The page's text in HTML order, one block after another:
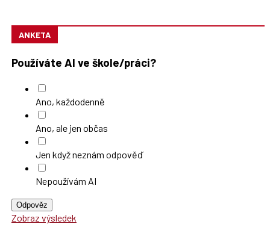
ANKETA
Používáte AI ve škole/práci?
Ano, každodenně
Ano, ale jen občas
Jen když neznám odpověď
Nepoužívám AI
Odpověz
Zobraz výsledek